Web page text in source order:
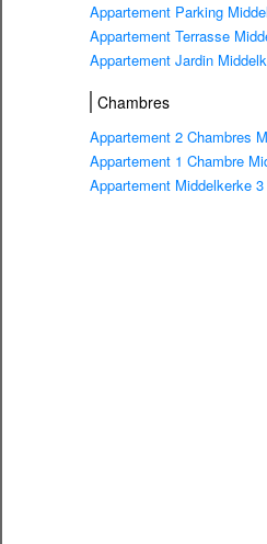
Appartement Parking
Appartement Terrasse
Appartement Jardin
Chambres
Appartement 2 Chambres
Appartement 1 Chambre
Appartement Middelkerke